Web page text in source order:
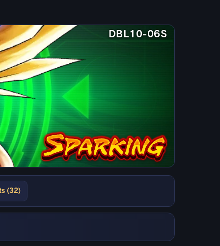
DBL10-06S
(32)